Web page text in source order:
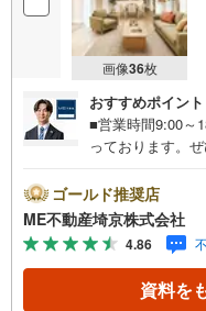
画像36枚
おすすめポイント
■営業時間9:00～
っております。
ご希望の日時を
可能です。■ご来
入でもれなく3、
限り後日郵送）2.
入、ご売却、太
介でもれなく
ゴールド推奨店
ME不動産埼京株式会社
4.86
資料を